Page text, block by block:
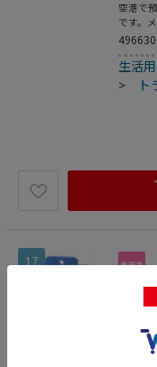
空港で
です。
す。コ
●使用
使用で
±300g /
約
生活
>
ト
17
ヤザ
トラベ